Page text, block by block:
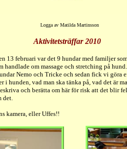
Logga av Matilda Martinsson
Aktivitetsträffar 2010
13 februari var det 9 hundar med familjer
handlade om massage och stretching på
Nemo och Tricke och sedan fick vi göra
i hunden, vad man ska tänka på, vad det är
och berätta om här för risk att det blir
det.
kamera, eller Uffes!!